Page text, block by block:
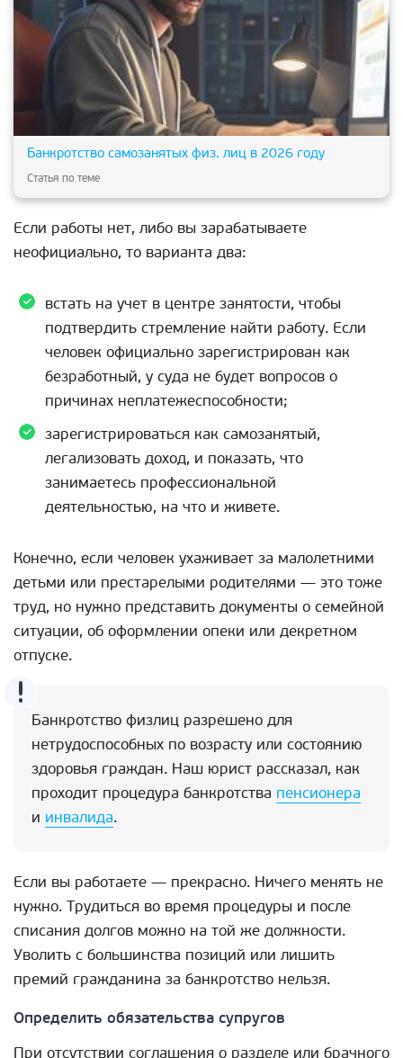
Банкротство самозанятых физ. лиц в 2026 году
Статья по теме
Если работы нет, либо вы зарабатываете
неофициально, то варианта два:
встать на учет в центре занятости, чтобы
подтвердить стремление найти работу. Если
человек официально зарегистрирован как
безработный, у суда не будет вопросов о
причинах неплатежеспособности;
зарегистрироваться как самозанятый,
легализовать доход, и показать, что
занимаетесь профессиональной
деятельностью, на что и живете.
Конечно, если человек ухаживает за малолетними
детьми или престарелыми родителями — это тоже
труд, но нужно представить документы о семейной
ситуации, об оформлении опеки или декретном
отпуске.
Банкротство физлиц разрешено для
нетрудоспособных по возрасту или состоянию
здоровья граждан. Наш юрист рассказал, как
проходит процедура банкротства пенсионера
и инвалида.
Если вы работаете — прекрасно. Ничего менять не
нужно. Трудиться во время процедуры и после
списания долгов можно на той же должности.
Уволить с большинства позиций или лишить
премий гражданина за банкротство нельзя.
Определить обязательства супругов
При отсутствии соглашения о разделе или брачного